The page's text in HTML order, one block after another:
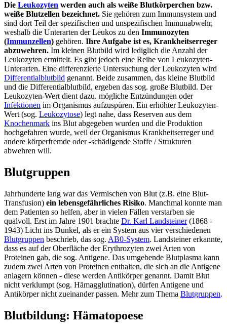
Die Leukozyten werden auch als weiße Blutkörperchen bzw.
weiße Blutzellen bezeichnet. Sie gehören zum Immunsystem und
sind dort Teil der spezifischen und unspezifischen Immunabwehr,
weshalb die Unterarten der Leukos zu den Immunozyten
(Immunzellen) gehören. Ihre Aufgabe ist es, Krankheitserreger
abzuwehren. Im kleinen Blutbild wird lediglich die Anzahl der
Leukozyten ermittelt. Es gibt jedoch eine Reihe von Leukozyten-
Unterarten. Eine differenzierte Untersuchung der Leukozyten wird
Differentialblutbild genannt. Beide zusammen, das kleine Blutbild
und die Differentialblutbild, ergeben das sog. große Blutbild. Der
Leukozyten-Wert dient dazu. mögliche Entzündungen oder
Infektionen im Organismus aufzuspüren. Ein erhöhter Leukozyten-
Wert (sog. Leukozytose) legt nahe, dass Reserven aus dem
Knochenmark ins Blut abgegeben wurden und die Produktion
hochgefahren wurde, weil der Organismus Krankheitserreger und
andere körperfremde oder -schädigende Stoffe / Strukturen
abwehren will.
Blutgruppen
Jahrhunderte lang war das Vermischen von Blut (z.B. eine Blut-
Transfusion) ein lebensgefährliches Risiko. Manchmal konnte man
dem Patienten so helfen, aber in vielen Fällen verstarben sie
qualvoll. Erst im Jahre 1901 brachte Dr. Karl Landsteiner(1868 -
1943) Licht ins Dunkel, als er ein System aus vier verschiedenen
Blutgruppen beschrieb, das sog. AB0-System. Landsteiner erkannte,
dass es auf der Oberfläche der Erythrozyten zwei Arten von
Proteinen gab, die sog. Antigene. Das umgebende Blutplasma kann
zudem zwei Arten von Proteinen enthalten, die sich an die Antigene
anlagern können - diese werden Antikörper genannt. Damit Blut
nicht verklumpt (sog. Hämagglutination), dürfen Antigene und
Antikörper nicht zueinander passen. Mehr zum Thema Blutgruppen.
Blutbildung: Hämatopoese